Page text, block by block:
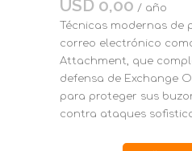
USD 0,00 / año
Técnicas modernas de
correo electrónico
Attachment, que
defensa de Exchange
para proteger sus
contra ataques